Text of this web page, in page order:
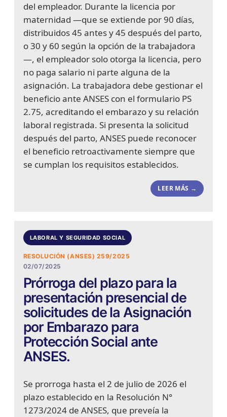
del empleador. Durante la licencia por
maternidad —que se extiende por 90 días,
distribuidos 45 antes y 45 después del parto,
o 30 y 60 según la opción de la trabajadora
—, el empleador solo otorga la licencia, pero
no paga salario ni parte alguna de la
asignación. La trabajadora debe gestionar el
beneficio ante ANSES con el formulario PS
2.75, acreditando el embarazo y su relación
laboral registrada. Si presenta la solicitud
después del parto, ANSES puede reconocer
el beneficio retroactivamente siempre que
se cumplan los requisitos establecidos.
LEER MÁS →
LABORAL Y SEGURIDAD SOCIAL
RESOLUCIÓN (ANSES) 259/2025
02/07/2025
Prórroga del plazo para la
presentación presencial de
solicitudes de la Asignación
por Embarazo para
Protección Social ante
ANSES.
Se prorroga hasta el 2 de julio de 2026 el
plazo establecido en la Resolución N°
1273/2024 de ANSES, que preveía la